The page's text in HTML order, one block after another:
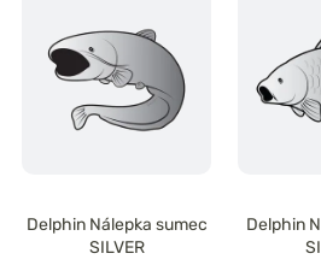
Delphin Nálepka sumec
SILVER
Delphin